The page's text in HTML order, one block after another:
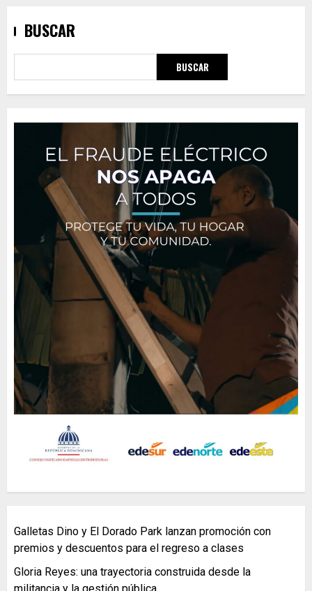
BUSCAR
BUSCAR
Galletas Dino y El Dorado Park lanzan promoción con
premios y descuentos para el regreso a clases
Gloria Reyes: una trayectoria construida desde la